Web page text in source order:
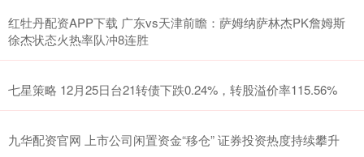
红牡丹配资APP下载 广东vs天津前瞻：萨姆纳萨林杰PK詹姆斯
徐杰状态火热率队冲8连胜
七星策略 12月25日台21转债下跌0.24%，转股溢价率115.56%
九华配资官网 上市公司闲置资金“移仓” 证券投资热度持续攀升